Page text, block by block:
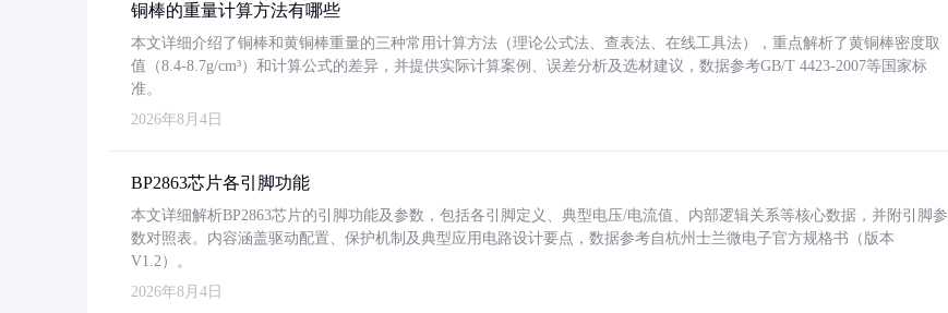
铜棒的重量计算方法有哪些
本文详细介绍了铜棒和黄铜棒重量的三种常用计算方法（理论公式法、查表法、在线工具法），重点解析了黄铜棒密度取
值（8.4-8.7g/cm³）和计算公式的差异，并提供实际计算案例、误差分析及选材建议，数据参考GB/T 4423-2007等国家标
准。
2026年8月4日
BP2863芯片各引脚功能
本文详细解析BP2863芯片的引脚功能及参数，包括各引脚定义、典型电压/电流值、内部逻辑关系等核心数据，并附引脚参
数对照表。内容涵盖驱动配置、保护机制及典型应用电路设计要点，数据参考自杭州士兰微电子官方规格书（版本
V1.2）。
2026年8月4日